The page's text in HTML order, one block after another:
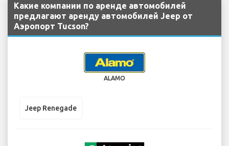
Какие компании по аренде автомобилей
предлагают аренду автомобилей Jeep от
Аэропорт Tucson?
ALAMO
Jeep Renegade